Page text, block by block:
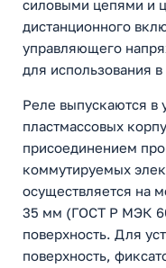
силовыми цепями и
дистанционного
управляющего
для использования
Реле выпускаются в
пластмассовых
присоединением
коммутируемых
осуществляется на
35 мм (ГОСТ Р МЭК
поверхность. Для
поверхность,